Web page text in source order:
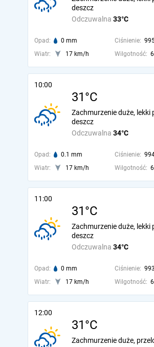
Odczuwalna 33°C
deszcz
Opad: 0 mm Ciśnienie:
Wiatr:
17 km/h Wilgotność:
10:00
31°C
Odczuwalna 34°C
Zachmurzenie duże, lekki
deszcz
Opad: 0.1 mm Ciśnienie:
Wiatr:
17 km/h Wilgotność:
11:00
31°C
Odczuwalna 34°C
Zachmurzenie duże, lekki
deszcz
Opad: 0 mm Ciśnienie:
Wiatr:
17 km/h Wilgotność:
12:00
31°C
Zachmurzenie duże,